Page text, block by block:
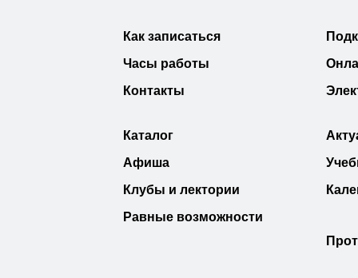
Как записаться
Часы работы
Контакты
Каталог
Афиша
Клубы и лектории
Равные возможности